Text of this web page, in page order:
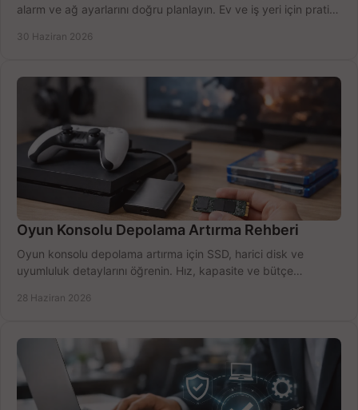
alarm ve ağ ayarlarını doğru planlayın. Ev ve iş yeri için pratik
30 Haziran 2026
Oyun Konsolu Depolama Artırma Rehberi
Oyun konsolu depolama artırma için SSD, harici disk ve
uyumluluk detaylarını öğrenin. Hız, kapasite ve bütçe
28 Haziran 2026